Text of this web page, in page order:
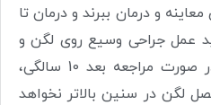
ماهگی برای معاینه و درمان ببرند و درمان تا
عمل جراحی وسیع روی لگن و
مفصل هیپ انجام شود و در صورت مراجعه بعد 10 سالگی،
لگن در سنین بالاتر نخواهد